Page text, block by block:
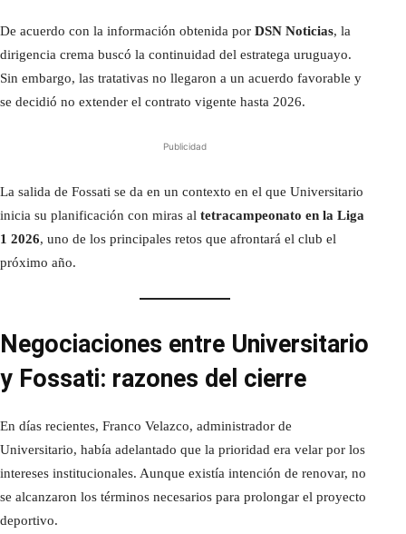
De acuerdo con la información obtenida por DSN Noticias, la
dirigencia crema buscó la continuidad del estratega uruguayo.
Sin embargo, las tratativas no llegaron a un acuerdo favorable y
se decidió no extender el contrato vigente hasta 2026.
Publicidad
La salida de Fossati se da en un contexto en el que Universitario
inicia su planificación con miras al tetracampeonato en la Liga
1 2026, uno de los principales retos que afrontará el club el
próximo año.
Negociaciones entre Universitario
y Fossati: razones del cierre
En días recientes, Franco Velazco, administrador de
Universitario, había adelantado que la prioridad era velar por los
intereses institucionales. Aunque existía intención de renovar, no
se alcanzaron los términos necesarios para prolongar el proyecto
deportivo.